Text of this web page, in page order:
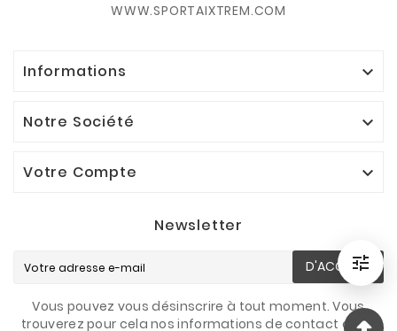
WWW.SPORTAIXTREM.COM
Informations 
Notre Société 
Votre Compte 
Newsletter
D'ACCORD
Vous pouvez vous désinscrire à tout moment. Vous
trouverez pour cela nos informations de contact dans
Filtrer